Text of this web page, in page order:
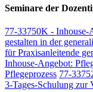
Seminare der
77-33750K - Inhouse-
gestalten in der
für Praxisanleitende
Inhouse-Angebot:
Pflegeprozess 77-
3-Tages-Schulung zur